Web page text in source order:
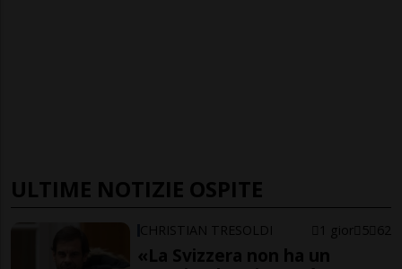
ULTIME NOTIZIE OSPITE
CHRISTIAN TRESOLDI 1 gior 5 62
«La Svizzera non ha un